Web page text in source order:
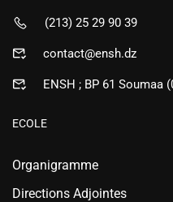
(213) 25 29 90 39
contact@ensh.dz
ENSH ; BP 61 Soumaa
ECOLE
Organigramme
Directions Adjointes